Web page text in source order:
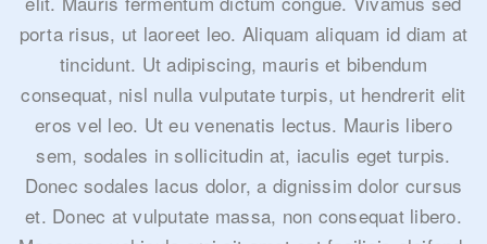
porta risus, ut laoreet leo. Aliquam aliquam id diam at
tincidunt. Ut adipiscing, mauris et bibendum
consequat, nisl nulla vulputate turpis, ut hendrerit elit
eros vel leo. Ut eu venenatis lectus. Mauris libero
sem, sodales in sollicitudin at, iaculis eget turpis.
Donec sodales lacus dolor, a dignissim dolor cursus
et. Donec at vulputate massa, non consequat libero.